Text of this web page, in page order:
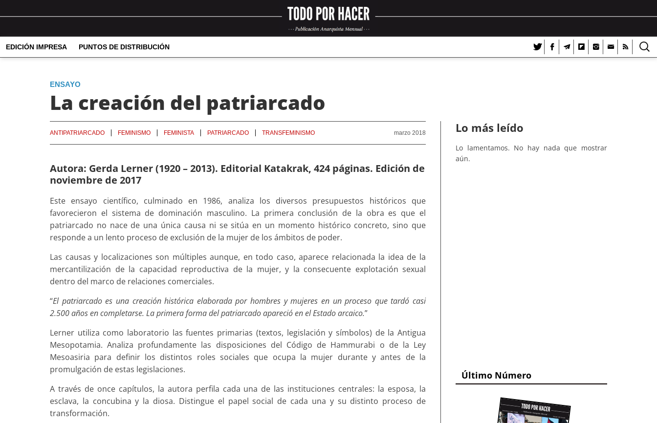
EDICIÓN IMPRESA PUNTOS DE DISTRIBUCIÓN
ENSAYO
La creación del patriarcado
marzo 2018
ANTIPATRIARCADO FEMINISMO FEMINISTA PATRIARCADO TRANSFEMINISMO
Autora: Gerda Lerner (1920 – 2013). Editorial Katakrak, 424 páginas. Edición de
noviembre de 2017
Este ensayo científico, culminado en 1986, analiza los diversos presupuestos históricos que
favorecieron el sistema de dominación masculino. La primera conclusión de la obra es que el
patriarcado no nace de una única causa ni se sitúa en un momento histórico concreto, sino que
responde a un lento proceso de exclusión de la mujer de los ámbitos de poder.
Las causas y localizaciones son múltiples aunque, en todo caso, aparece relacionada la idea de la
mercantilización de la capacidad reproductiva de la mujer, y la consecuente explotación sexual
dentro del marco de relaciones comerciales.
“El patriarcado es una creación histórica elaborada por hombres y mujeres en un proceso que tardó casi
2.500 años en completarse. La primera forma del patriarcado apareció en el Estado arcaico.”
Lerner utiliza como laboratorio las fuentes primarias (textos, legislación y símbolos) de la Antigua
Mesopotamia. Analiza profundamente las disposiciones del Código de Hammurabi o de la Ley
Mesoasiria para definir los distintos roles sociales que ocupa la mujer durante y antes de la
promulgación de estas legislaciones.
A través de once capítulos, la autora perfila cada una de las instituciones centrales: la esposa, la
esclava, la concubina y la diosa. Distingue el papel social de cada una y su distinto proceso de
transformación.
Lo más leído
Lo lamentamos. No hay nada que mostrar
aún.
Último Número